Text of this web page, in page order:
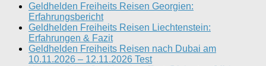
Geldhelden Freiheits Reisen Georgien:
Erfahrungsbericht
Geldhelden Freiheits Reisen Liechtenstein:
Erfahrungen & Fazit
Geldhelden Freiheits Reisen nach Dubai am
10.11.2026 – 12.11.2026 Test